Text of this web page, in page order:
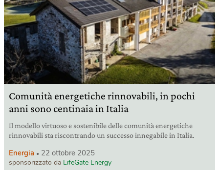
Comunità energetiche rinnovabili, in pochi
anni sono centinaia in Italia
Il modello virtuoso e sostenibile delle comunità energetiche
rinnovabili sta riscontrando un successo innegabile in Italia.
Energia 22 ottobre 2025
sponsorizzato da LifeGate Energy